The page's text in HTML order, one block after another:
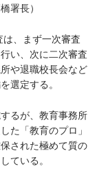
署長）
、まず一次審査
い、次に二次審査
や退職校長会など
選定する。
るが、教育事務所
た「教育のプロ」
された極めて質の
ている。